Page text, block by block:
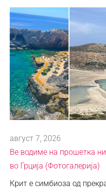
август 7, 2026
Ве водиме на прошетка
во Грција (Фотогалерија)
Крит е симбиоза од